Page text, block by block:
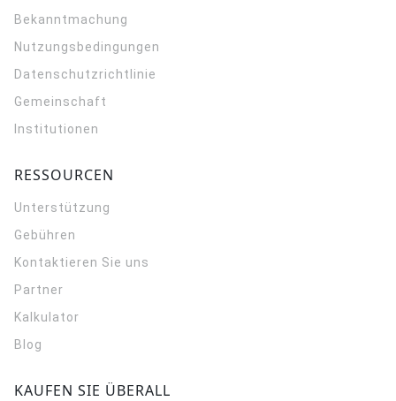
Bekanntmachung
Nutzungsbedingungen
Datenschutzrichtlinie
Gemeinschaft
Institutionen
RESSOURCEN
Unterstützung
Gebühren
Kontaktieren Sie uns
Partner
Kalkulator
Blog
KAUFEN SIE ÜBERALL